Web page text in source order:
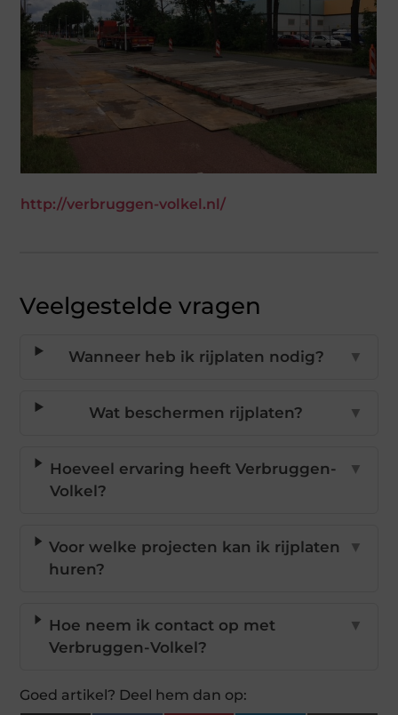
http://verbruggen-volkel.nl/
Veelgestelde vragen
Wanneer heb ik rijplaten nodig? ▼
Wat beschermen rijplaten? ▼
Hoeveel ervaring heeft Verbruggen-
Volkel?
▼
Voor welke projecten kan ik rijplaten
huren?
▼
Hoe neem ik contact op met
Verbruggen-Volkel?
▼
Goed artikel? Deel hem dan op: